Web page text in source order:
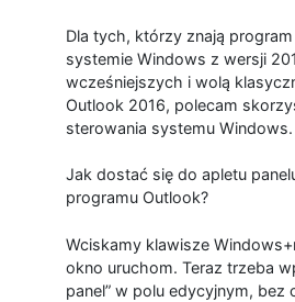
Dla tych, którzy znają
systemie Windows z wersji
wcześniejszych i wolą
Outlook 2016, polecam
sterowania systemu Windows.
Jak dostać się do apletu
programu Outlook?
Wciskamy klawisze
okno uruchom. Teraz trzeba
panel” w polu edycyjnym, bez